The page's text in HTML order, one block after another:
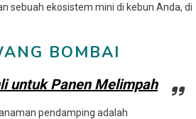
sebuah ekosistem mini di kebun Anda, di
BOMBAI
untuk Panen Melimpah
pendamping adalah